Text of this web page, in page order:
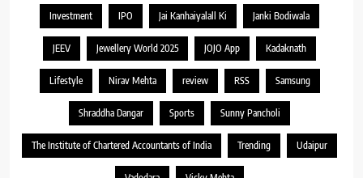
Investment IPO Jai Kanhaiyalall Ki Janki Bodiwala
JEEV Jewellery World 2025 JOJO App Kadaknath
Lifestyle Nirav Mehta review RSS Samsung
Shraddha Dangar Sports Sunny Pancholi
The Institute of Chartered Accountants of India Trending Udaipur